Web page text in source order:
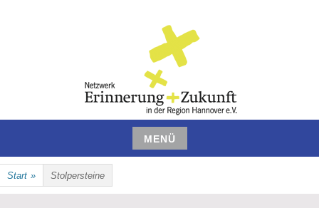
NETZWERK ERINNERUNG UND
ZUKUNFT IN DER REGION
HANNOVER E.V.
MENÜ
Zum
Inhalt
springen
Start » Stolpersteine